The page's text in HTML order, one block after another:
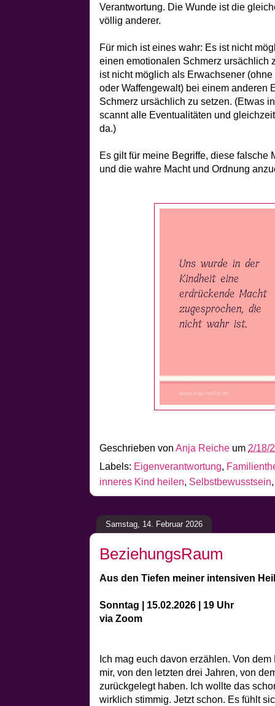
Verantwortung. Die Wunde ist die
völlig anderer.
Für mich ist eines wahr: Es ist nicht
einen emotionalen Schmerz ursächlich
ist nicht möglich als Erwachsener
oder Waffengewalt) bei einem anderen
Schmerz ursächlich zu setzen. (Etwas
scannt alle Eventualitäten und
da.)
Es gilt für meine Begriffe, diese falsche
und die wahre Macht und Ordnung
Geschrieben von Anja Reiche um 2/18/
Labels: Eigenverantwortung,
inneres Kind heilen, Selbstbewusstsein
Samstag, 14. Februar 2026
BeziehungsRaum
Aus den Tiefen meiner intensiven
Sonntag | 15.02.2026 | 19 Uhr
via Zoom
Ich mag euch davon erzählen. Von
mir, von den letzten drei Jahren, von
zurückgelegt haben. Ich wollte das
wirklich stimmig. Jetzt schon. Es fühlt